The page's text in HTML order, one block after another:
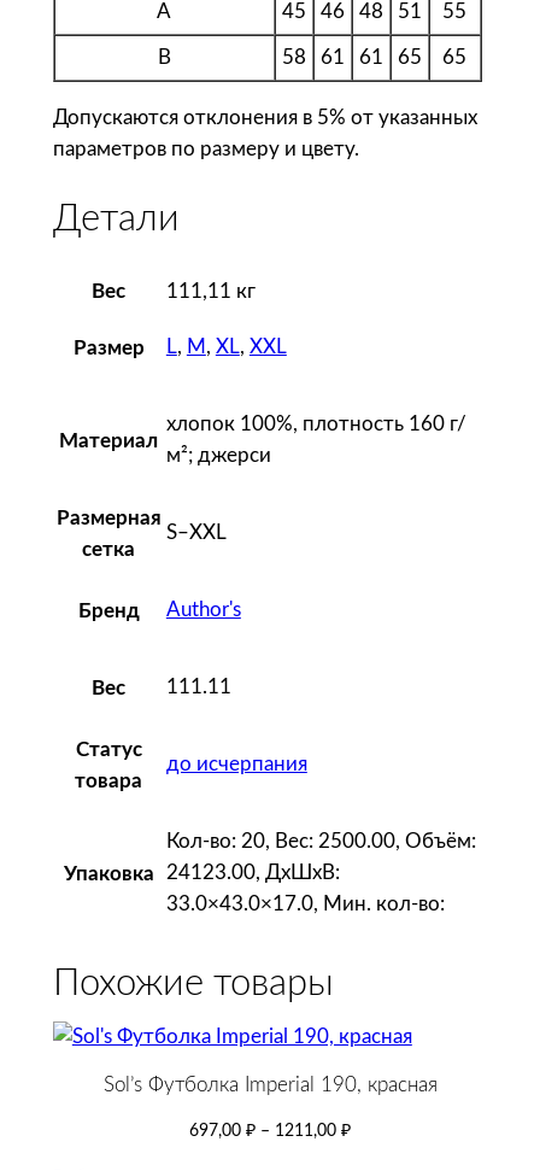
r
,
б
л
A 45 46 48 51 55
B 58 61 61 65 65
Допускаются отклонения в 5% от указанных
параметров по размеру и цвету.
Детали
Вес 111,11 кг
Размер L, M , XL, XXL
Материал
хлопок 100%, плотность 160 г/
м²; джерси
Размерная
сетка
S–XXL
Бренд Author's
Вес 111.11
Статус
товара
до исчерпания
Упаковка
Кол-во: 20, Вес: 2500.00, Объём:
24123.00, ДxШxВ:
33.0×43.0×17.0, Мин. кол-во:
Похожие товары
Sol’s Футболка Imperial 190, красная
697,00 ₽ – 1211,00 ₽